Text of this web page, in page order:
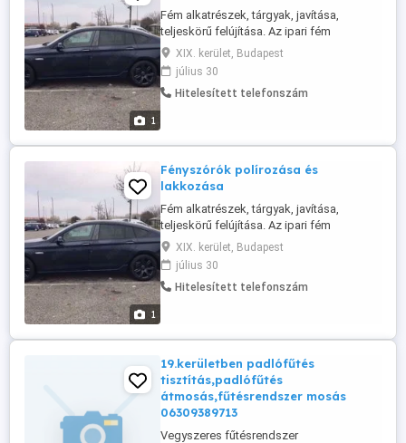
1
Fém alkatrészek, tárgyak, javítása,
teljeskörű felújítása. Az ipari fém
tárgyaktól a háztartási eszközökig
minden ami fém, egyedei és széria
munkát is vállalunk. Acél szerkezetek,
korlátok, felnik, kilincs, szívósor, edények,
...
XIX. kerület, Budapest
július 30
Hitelesített telefonszám
1
Fényszórók polírozása és
lakkozása
Fém alkatrészek, tárgyak, javítása,
teljeskörű felújítása. Az ipari fém
tárgyaktól a háztartási eszközökig
minden ami fém, egyedei és széria
munkát is vállalunk. Acél szerkezetek,
korlátok, felnik, kilincs, szívósor, edények,
...
XIX. kerület, Budapest
július 30
Hitelesített telefonszám
19.kerületben padlófűtés
tisztítás,padlófűtés
átmosás,fűtésrendszer mosás
06309389713
Vegyszeres fűtésrendszer